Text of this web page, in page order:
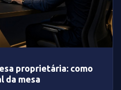
proprietária: como
da mesa